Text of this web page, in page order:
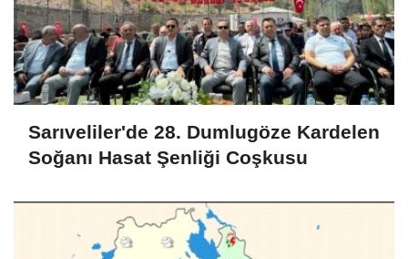
Sarıveliler'de 28. Dumlugöze Kardelen
Soğanı Hasat Şenliği Coşkusu